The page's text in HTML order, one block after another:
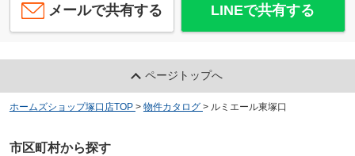
メールで共有する LINEで共有する
ページトップへ
ホームズショップ塚口店TOP > 物件カタログ > ルミエール東塚口
市区町村から探す